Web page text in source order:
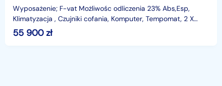
Wyposażenie; F-vat Możliwośc odliczenia 23% Abs,Esp,
Klimatyzacja , Czujniki cofania, Komputer, Tempomat, 2 X
55 900zł